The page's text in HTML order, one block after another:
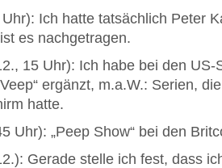
Ich hatte tatsächlich Peter
es nachgetragen.
15 Uhr): Ich habe bei den US-
ergänzt, m.a.W.: Serien,
hatte.
Uhr): „Peep Show“ bei den
Gerade stelle ich fest, dass